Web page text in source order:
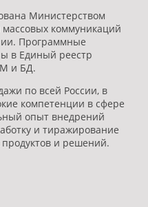
Министерством
коммуникаций
Программные
в Единый реестр
и БД.
по всей России, в
компетенции в сфере
опыт внедрений
и тиражирование
и решений.